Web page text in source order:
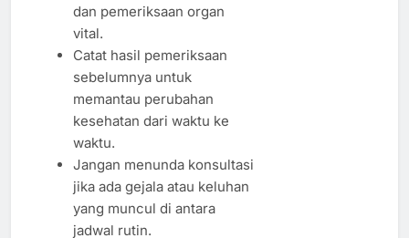
dan pemeriksaan organ
vital.
Catat hasil pemeriksaan
sebelumnya untuk
memantau perubahan
kesehatan dari waktu ke
waktu.
Jangan menunda konsultasi
jika ada gejala atau keluhan
yang muncul di antara
jadwal rutin.